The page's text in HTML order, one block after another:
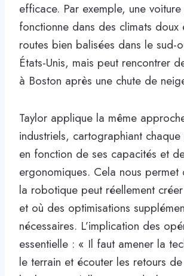
efficace. Par exemple, une
fonctionne dans des climats doux
routes bien balisées dans le sud-
États-Unis, mais peut rencontrer
à Boston après une chute de
Taylor applique la même
industriels, cartographiant
en fonction de ses capacités et
ergonomiques. Cela nous permet
la robotique peut réellement
et où des optimisations
nécessaires. L’implication des
essentielle : « Il faut amener la
le terrain et écouter les retours